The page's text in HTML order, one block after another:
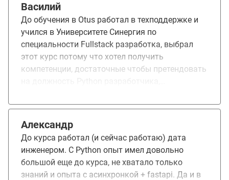
Василий
До обучения в Otus работал в техподдержке и
учился в Университете Синергия по
специальности Fullstack разработка, выбрал
этот курс потому что хотел получить
компетенции, достаточные чтобы претендовать
компетенции преподавателей и качество
время обучения в конце меня взяли на
стажировку Junior Python разработчиком)
Александр
До курса работал (и сейчас работаю) дата
инженером. С Python опыт имел довольно
большой еще до курса, не хватало только
знаний и опыта с асинхронкой + fastapi. Да и в